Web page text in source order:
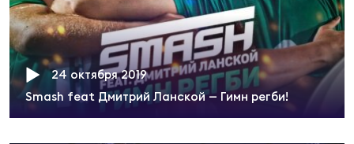
Магазин
Контакты
Smash feat Дмитрий Ланской — Гимн регби!
24 октября 2019